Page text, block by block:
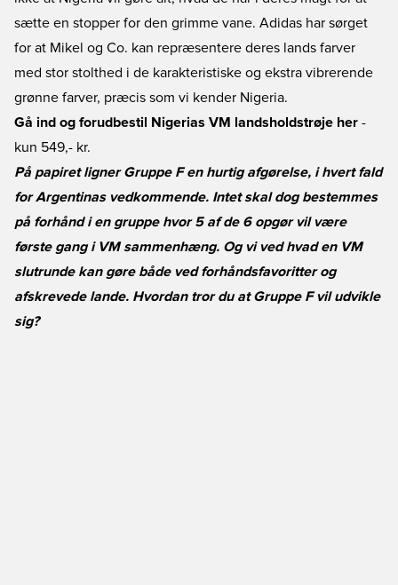
sætte en stopper for den grimme vane. Adidas har sørget
for at Mikel og Co. kan repræsentere deres lands farver
med stor stolthed i de karakteristiske og ekstra vibrerende
grønne farver, præcis som vi kender Nigeria.
Gå ind og forudbestil Nigerias VM landsholdstrøje her -
kun 549,- kr.
På papiret ligner Gruppe F en hurtig afgørelse, i hvert fald
for Argentinas vedkommende. Intet skal dog bestemmes
på forhånd i en gruppe hvor 5 af de 6 opgør vil være
første gang i VM sammenhæng. Og vi ved hvad en VM
slutrunde kan gøre både ved forhåndsfavoritter og
afskrevede lande. Hvordan tror du at Gruppe F vil udvikle
sig?